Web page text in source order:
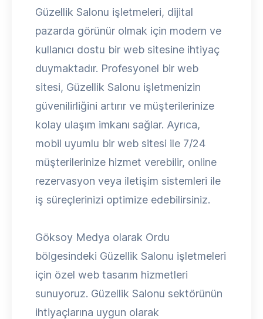
Güzellik Salonu işletmeleri, dijital
pazarda görünür olmak için modern ve
kullanıcı dostu bir web sitesine ihtiyaç
duymaktadır. Profesyonel bir web
sitesi, Güzellik Salonu işletmenizin
güvenilirliğini artırır ve müşterilerinize
kolay ulaşım imkanı sağlar. Ayrıca,
mobil uyumlu bir web sitesi ile 7/24
müşterilerinize hizmet verebilir, online
rezervasyon veya iletişim sistemleri ile
iş süreçlerinizi optimize edebilirsiniz.
Göksoy Medya olarak Ordu
bölgesindeki Güzellik Salonu işletmeleri
için özel web tasarım hizmetleri
sunuyoruz. Güzellik Salonu sektörünün
ihtiyaçlarına uygun olarak